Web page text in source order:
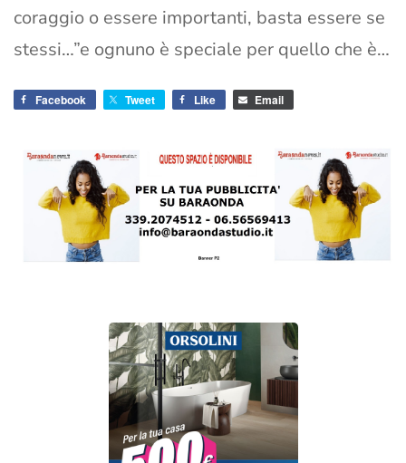
coraggio o essere importanti, basta essere se
stessi…”e ognuno è speciale per quello che è…
Facebook Tweet Like Email